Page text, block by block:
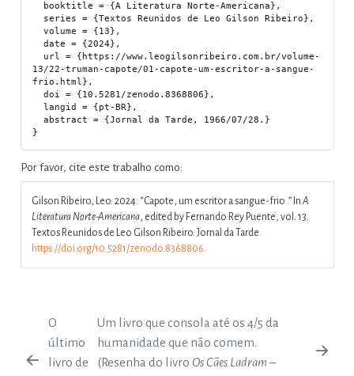
  volume = {13},
  date = {2024},
13/22-truman-capote/01-capote-um-escritor-a-sangue-
frio.html},
  doi = {10.5281/zenodo.8368806},
  abstract = {Jornal da Tarde, 1966/07/28.}
Por favor, cite este trabalho como:
Gilson Ribeiro, Leo. 2024. “Capote, um escritor a sangue-frio .” InA
Literatura Norte-Americana, edited by Fernando Rey Puente, vol. 13.
Textos Reunidos de Leo Gilson Ribeiro. Jornal da Tarde.
https://doi.org/10.5281/zenodo.8368806
O
último
livro de
Um livro que consola até os 4/5 da
humanidade que não comem.
(Resenha do livroOs Cães Ladram –